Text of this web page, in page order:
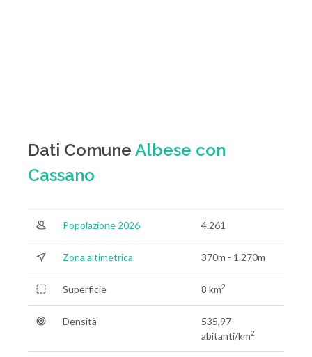
Dati Comune Albese con
Cassano
Popolazione 2026 4.261
Zona altimetrica 370m - 1.270m
Superficie 8 km2
Densità
535,97
abitanti/km2